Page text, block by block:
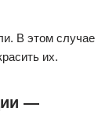
В этом случае
их.
—